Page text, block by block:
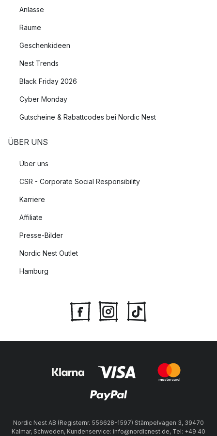
Anlässe
Räume
Geschenkideen
Nest Trends
Black Friday 2026
Cyber Monday
Gutscheine & Rabattcodes bei Nordic Nest
ÜBER UNS
Über uns
CSR - Corporate Social Responsibility
Karriere
Affiliate
Presse-Bilder
Nordic Nest Outlet
Hamburg
Nordic Nest AB (Registernr. 556628-1597) Stämpelvägen 3, 39470
Kalmar, Schweden, Kundenservice: info@nordicnest.de, Tel: +49 40